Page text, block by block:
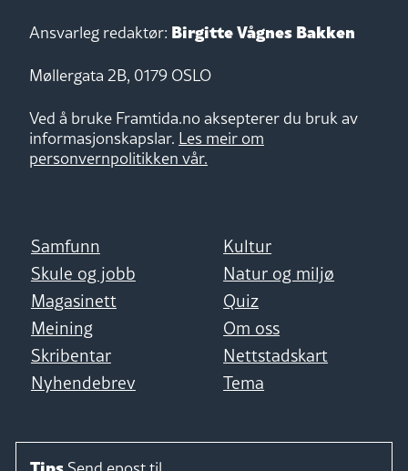
Ansvarleg redaktør: Birgitte Vågnes Bakken
Møllergata 2B, 0179 OSLO
Ved å bruke Framtida.no aksepterer du bruk av
informasjonskapslar. Les meir om
personvernpolitikken vår.
Samfunn
Kultur
Skule og jobb
Natur og miljø
Magasinett
Quiz
Meining
Om oss
Skribentar
Nettstadskart
Nyhendebrev
Tema
Tips